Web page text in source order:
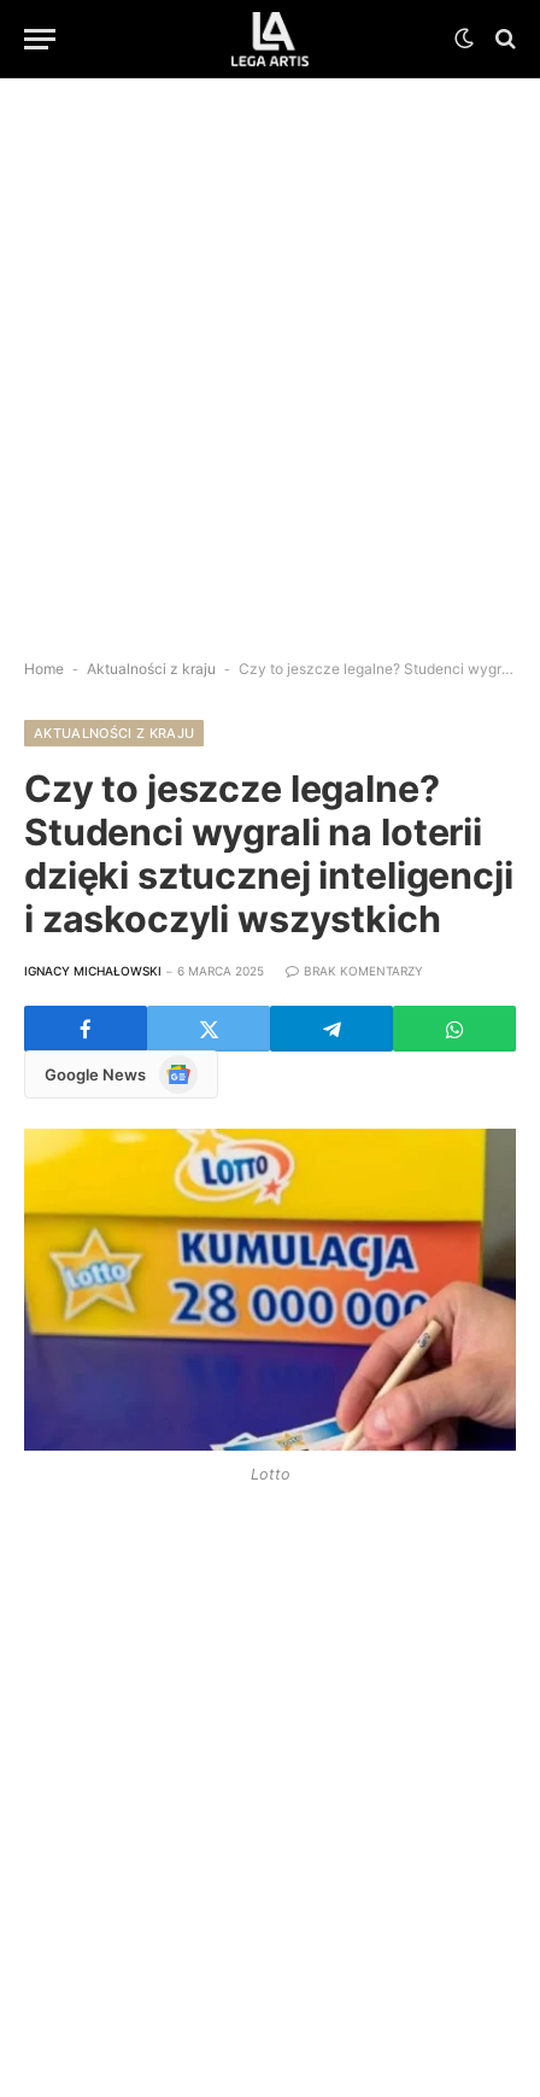
Home - Aktualności z kraju - Czy to jeszcze legalne? Studenci wygrali na loterii dzięki sztucznej inteligencji i zaskoczyli wszystkich
AKTUALNOŚCI Z KRAJU
Czy to jeszcze legalne?
Studenci wygrali na loterii
dzięki sztucznej inteligencji
i zaskoczyli wszystkich
IGNACY MICHAŁOWSKI 6 MARCA 2025 BRAK KOMENTARZY
Google News
Google
Lotto